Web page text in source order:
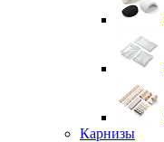
Карнизы